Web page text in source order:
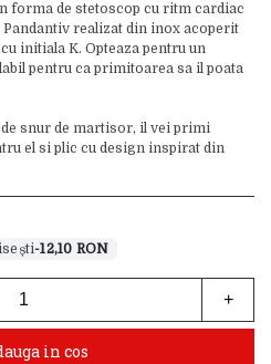
forma de stetoscop cu ritm cardiac
realizat din inox acoperit
initiala K. Opteaza pentru un
pentru ca primitoarea sa il poata
snur de martisor, il vei primi
el si plic cu design inspirat din
-12,10 RON
+
in cos